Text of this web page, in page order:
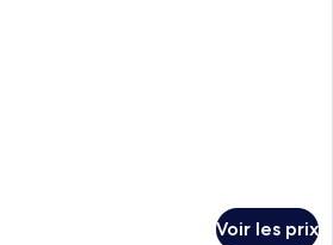
Voir les prix